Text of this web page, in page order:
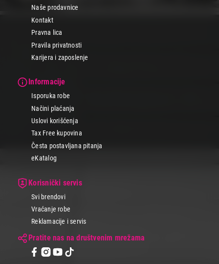
Naše prodavnice
Kontakt
Pravna lica
Pravila privatnosti
Karijera i zaposlenje
Informacije
Isporuka robe
Načini plaćanja
Uslovi korišćenja
Tax Free kupovina
Česta postavljana pitanja
eKatalog
Korisnički servis
Svi brendovi
Vraćanje robe
Reklamacije i servis
Pratite nas na društvenim mrežama